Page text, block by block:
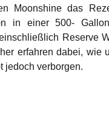
Moonshine das
in einer 500-
Reserve
erfahren dabei, wie
jedoch verborgen.